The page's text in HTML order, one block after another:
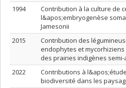
1994
Contribution à la culture de
l&apos;embryogenèse
Jamesonii
2015
Contribution des
endophytes et
des prairies indigènes
2022
Contributions à
biodiversité dans les